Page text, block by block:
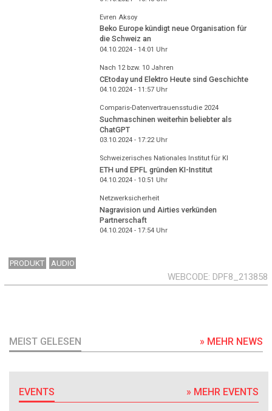
Evren Aksoy
Beko Europe kündigt neue Organisation für
die Schweiz an
04.10.2024 - 14:01 Uhr
Nach 12 bzw. 10 Jahren
CEtoday und Elektro Heute sind Geschichte
04.10.2024 - 11:57Uhr
Comparis-Datenvertrauensstudie 2024
Suchmaschinen weiterhin beliebter als
ChatGPT
03.10.2024 - 17:22Uhr
Schweizerisches Nationales Institut für KI
ETH und EPFL gründen KI-Institut
04.10.2024 - 10:51 Uhr
Netzwerksicherheit
Nagravision und Airties verkünden
Partnerschaft
04.10.2024 - 17:54Uhr
PRODUKT AUDIO
WEBCODE DPF8_213858
MEIST GELESEN » MEHR NEWS
EVENTS » MEHR EVENTS